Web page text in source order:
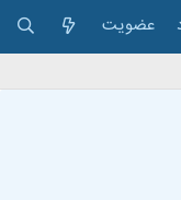
عضویت